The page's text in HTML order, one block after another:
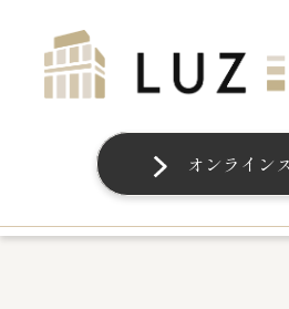
オンライン